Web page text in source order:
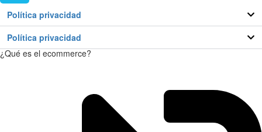
Política privacidad
Política privacidad
¿Qué es el ecommerce?